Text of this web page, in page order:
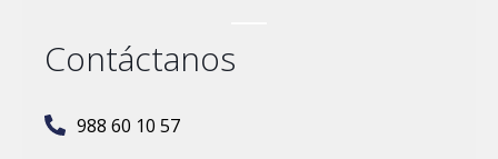
Contáctanos
988 60 10 57